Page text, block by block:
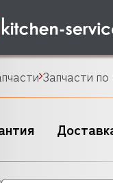
Запчасти